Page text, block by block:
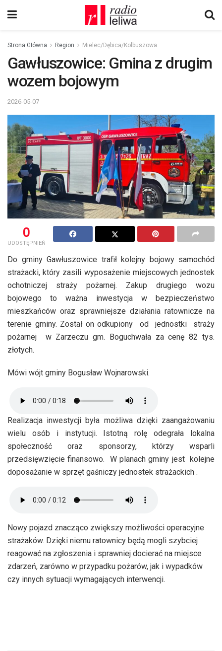
Strona Główna Region Mielec/Dębica/Kolbuszowa
Gawłuszowice: Gmina z drugim
wozem bojowym
2026-05-07
0
UDOSTĘPNIEŃ
Do gminy Gawłuszowice trafił kolejny bojowy samochód
strażacki, który zasili wyposażenie miejscowych jednostek
ochotniczej straży pożarnej. Zakup drugiego wozu
bojowego to ważna inwestycja w bezpieczeństwo
mieszkańców oraz sprawniejsze działania ratownicze na
terenie gminy. Został on odkupiony od jednostki straży
pożarnej w Zarzeczu gm. Boguchwała za cenę 82 tys.
złotych.
Mówi wójt gminy Bogusław Wojnarowski.
Realizacja inwestycji była możliwa dzięki zaangażowaniu
wielu osób i instytucji. Istotną rolę odegrała lokalna
społeczność oraz sponsorzy, którzy wsparli
przedsięwzięcie finansowo. W planach gminy jest kolejne
doposażanie w sprzęt gaśniczy jednostek strażackich .
Nowy pojazd znacząco zwiększy możliwości operacyjne
strażaków. Dzięki niemu ratownicy będą mogli szybciej
reagować na zgłoszenia i sprawniej docierać na miejsce
zdarzeń, zarówno w przypadku pożarów, jak i wypadków
czy innych sytuacji wymagających interwencji.